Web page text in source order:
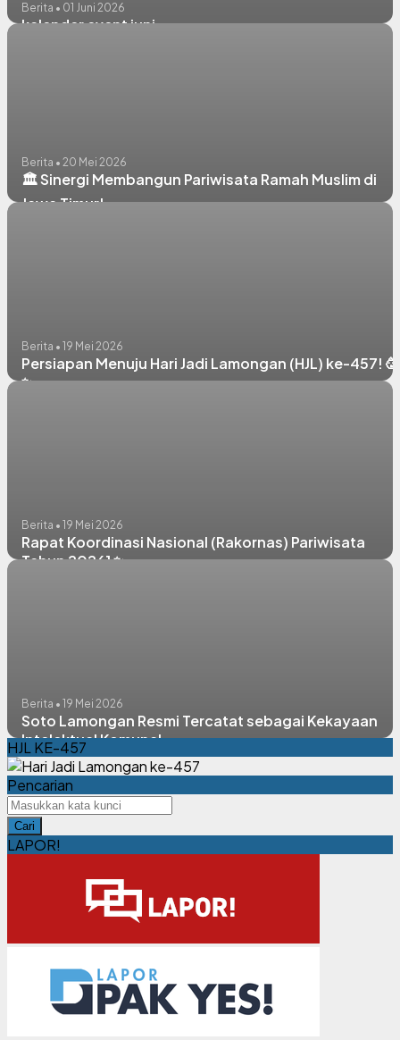
Berita • 01 Juni 2026
kalender event juni
Berita • 20 Mei 2026
🏛️ Sinergi Membangun Pariwisata Ramah Muslim di
Jawa Timur!
Berita • 19 Mei 2026
Persiapan Menuju Hari Jadi Lamongan (HJL) ke-457! 🥳
✨
Berita • 19 Mei 2026
Rapat Koordinasi Nasional (Rakornas) Pariwisata
Tahun 2026] ✨
Berita • 19 Mei 2026
Soto Lamongan Resmi Tercatat sebagai Kekayaan
Intelektual Komunal
HJL KE-457
Pencarian
Cari
LAPOR!